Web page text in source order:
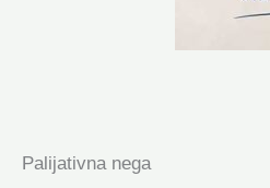
Palijativna nega